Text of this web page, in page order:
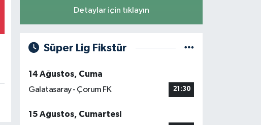
Detaylar için tıklayın
Süper Lig Fikstür
14 Ağustos, Cuma
Galatasaray - Çorum FK
21:30
15 Ağustos, Cumartesi